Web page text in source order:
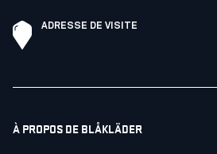
ADRESSE DE VISITE
À PROPOS DE BLÅKLÄDER